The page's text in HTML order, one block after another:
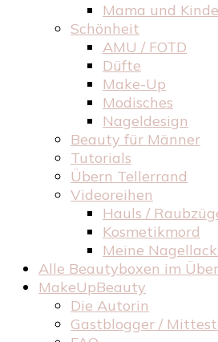
Mama und
Schönheit
AMU / FOTD
Düfte
Make-Up
Modisches
Nageldesign
Beauty für Männer
Tutorials
Übern Tellerrand
Videoreihen
Hauls /
Kosmetikmord
Meine
Alle Beautyboxen im
MakeUpBeauty
Die Autorin
Gastblogger /